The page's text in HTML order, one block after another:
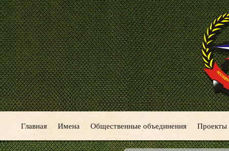
Главная Имена Общественные объединения Проекты